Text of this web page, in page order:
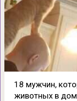
18 мужчин,
животных в